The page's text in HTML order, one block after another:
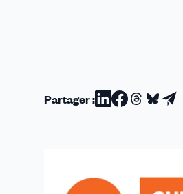
Partager :Partager
Partager
Partager